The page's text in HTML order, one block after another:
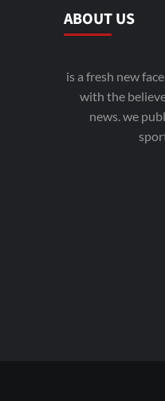
ABOUT US
is a fresh new
with the
news. we